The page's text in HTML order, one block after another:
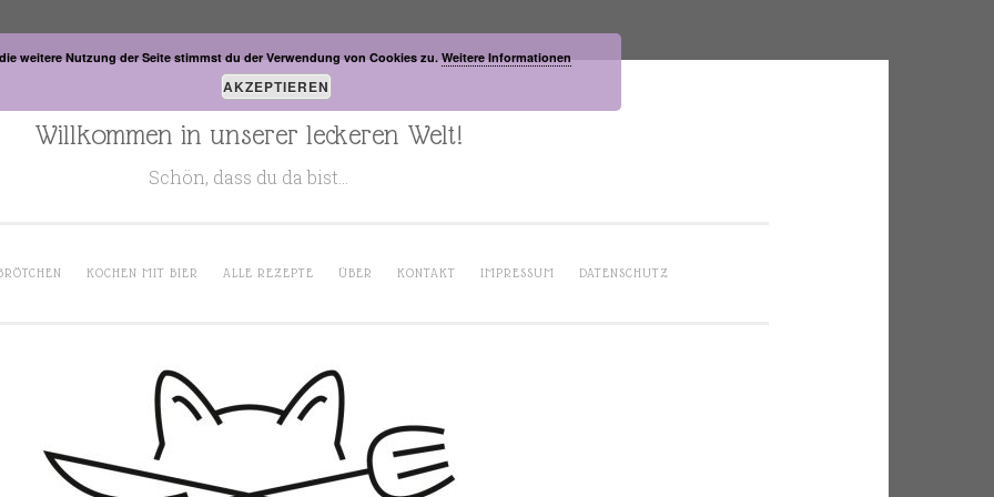
Willkommen in unserer leckeren Welt!
Schön, dass du da bist…
KOCHEN MIT BIER ALLE REZEPTE ÜBER KONTAKT IMPRESSUM DATENSCHUTZ
weitere Nutzung der Seite stimmst du der Verwendung von Cookies zu. Weitere Informationen
AKZEPTIEREN